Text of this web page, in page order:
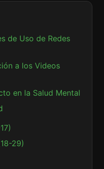
de Uso de Redes
a los Videos
en la Salud Mental
29)